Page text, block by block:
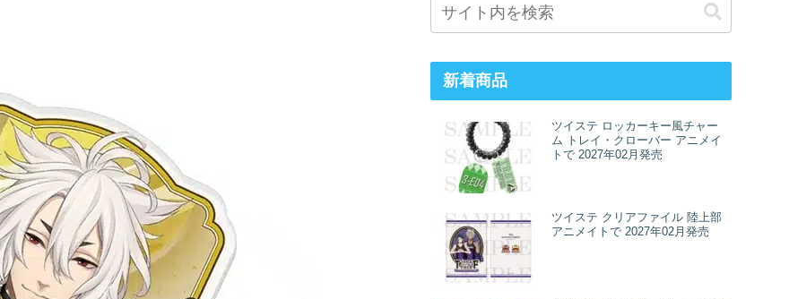
新着商品
ツイステ ロッカーキー風チャー
ム トレイ・クローバー アニメイ
トで 2027年02月発売
ツイステ クリアファイル 陸上部
アニメイトで 2027年02月発売